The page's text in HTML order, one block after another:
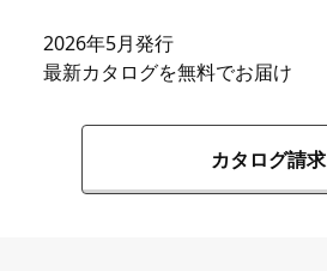
2026年5月発行
最新カタログを無料でお届け
カタログ請求